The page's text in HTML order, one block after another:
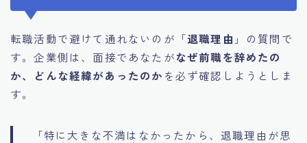
転職活動で避けて通れないのが「退職理由 」の質問で
す。企業側は、面接であなたがなぜ前職を辞めたの
か、どんな経緯があったのか を必ず確認しようとしま
す。
「特に大きな不満はなかったから、退職理由が思